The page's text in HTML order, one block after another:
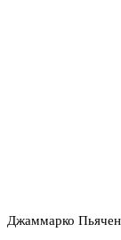
Джаммарко